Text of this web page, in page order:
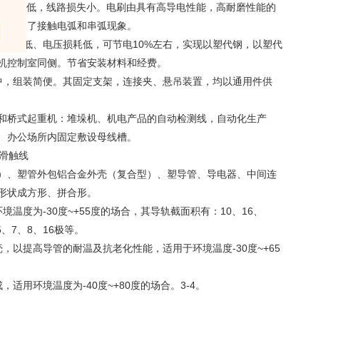
值低，线路损失小。电刷由具有高导电性能，高耐磨性能的
制了接触电弧和串弧现象。
率低、电压损耗低，可节电10%左右，实现以塑代钢，以塑代
制室同侧。节省安装材料和经费。
组装简便。其固定支架，连接夹、悬吊装置，均以通用件供
桥式起重机：堆垛机、机电产品的自动检测线，自动化生产
公场所内固定敷设母线槽。
触线
、塑管外包铝合金外壳（复合型）、塑导管、导电器、中间连
成方形、拼合形。
温度为-30度~+55度的场合，其导轨截面积有：10、16、
7、8、16极等。
以提高导管的耐温及抗老化性能，适用于环境温度-30度~+65
适用环境温度为-40度~+80度的场合。3-4。